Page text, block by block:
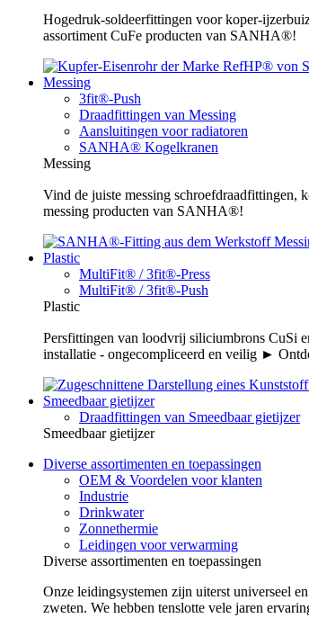
Hogedruk-soldeerfittingen voor koper-
assortiment CuFe producten van SANHA®!
Messing
3fit®-Push
Draadfittingen van Messing
Aansluitingen voor radiatoren
SANHA® Kogelkranen
Messing
Vind de juiste messing
messing producten van SANHA®!
Plastic
MultiFit® / 3fit®-Press
MultiFit® / 3fit®-Push
Plastic
Persfittingen van loodvrij siliciumbrons CuSi
installatie - ongecompliceerd en veilig ►
Smeedbaar gietijzer
Draadfittingen van Smeedbaar gietijzer
Smeedbaar gietijzer
Diverse assortimenten en toepassingen
OEM & Voordelen voor klanten
Industrie
Drinkwater
Zonnethermie
Leidingen voor verwarming
Diverse assortimenten en toepassingen
Onze leidingsystemen zijn uiterst universeel
zweten. We hebben tenslotte vele jaren